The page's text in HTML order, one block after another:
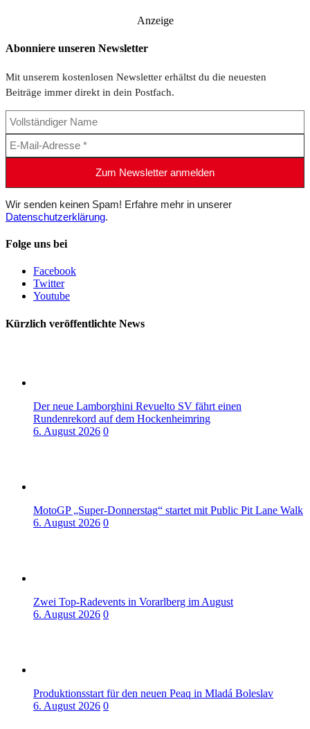
Anzeige
Abonniere unseren Newsletter
Mit unserem kostenlosen Newsletter erhältst du die neuesten
Beiträge immer direkt in dein Postfach.
Wir senden keinen Spam! Erfahre mehr in unserer
Datenschutzerklärung.
Folge uns bei
Facebook
Twitter
Youtube
Kürzlich veröffentlichte News
Der neue Lamborghini Revuelto SV fährt einen
Rundenrekord auf dem Hockenheimring
6. August 2026 0
MotoGP „Super-Donnerstag“ startet mit Public Pit Lane Walk
6. August 2026 0
Zwei Top-Radevents in Vorarlberg im August
6. August 2026 0
Produktionsstart für den neuen Peaq in Mladá Boleslav
6. August 2026 0